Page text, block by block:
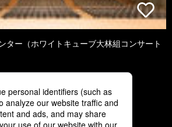
ター（ホワイトキューブ大林組コンサート
3 4 5